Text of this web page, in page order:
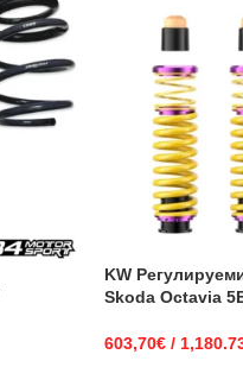
KW
Skoda Octavia
603,70€ /